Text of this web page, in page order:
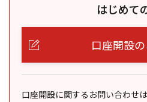
はじめて
口座開設
口座開設に関するお問い合わせ